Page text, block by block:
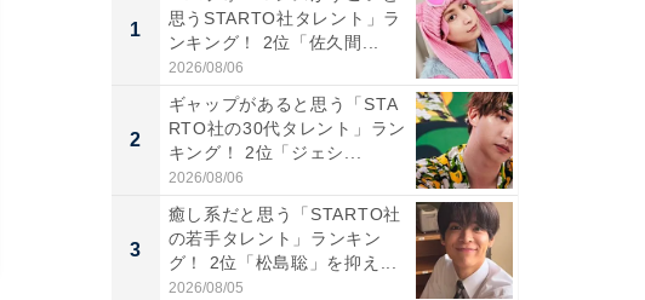
1
思うSTARTO社タレント」ラ
ンキング！ 2位「佐久間...
2026/08/06
2
ギャップがあると思う「STA
RTO社の30代タレント」ラン
キング！ 2位「ジェシ...
2026/08/06
3
癒し系だと思う「STARTO社
の若手タレント」ランキン
グ！ 2位「松島聡」を抑え...
2026/08/05